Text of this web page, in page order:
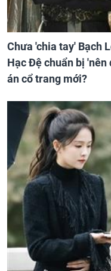
Chưa 'chia tay' Bạch
Hạc Đệ chuẩn bị
án cổ trang mới?